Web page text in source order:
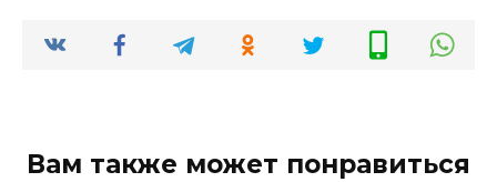
Вам также может понравиться